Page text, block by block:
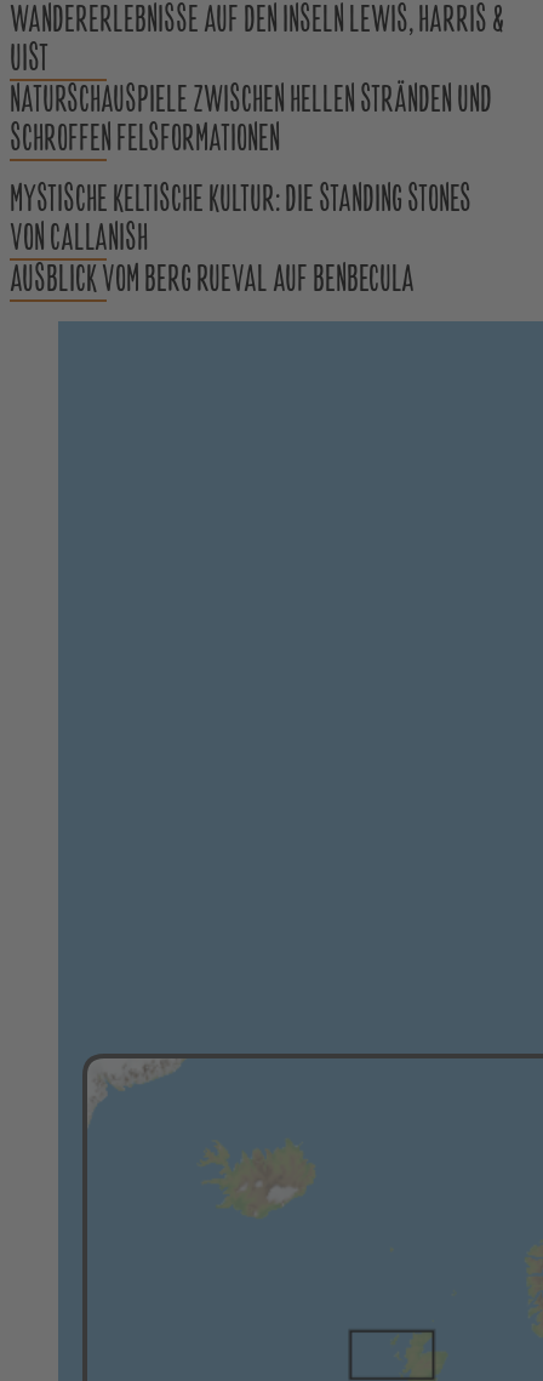
WANDERERLEBNISSE AUF DEN INSELN LEWIS, HARRIS &
UIST
NATURSCHAUSPIELE ZWISCHEN HELLEN STRÄNDEN UND
SCHROFFEN FELSFORMATIONEN
MYSTISCHE KELTISCHE KULTUR: DIE STANDING STONES
VON CALLANISH
AUSBLICK VOM BERG RUEVAL AUF BENBECULA